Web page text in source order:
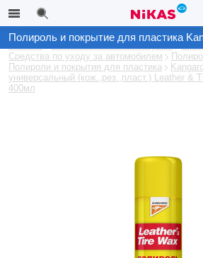
Каталог Автомобильные аксессуары
Средства по уходу за автомобилем
Полироли и покрытия для пластика
универсальный (кож.,рез.,пласт.) Leather &
400мл
Полироль и покрытие для пластика